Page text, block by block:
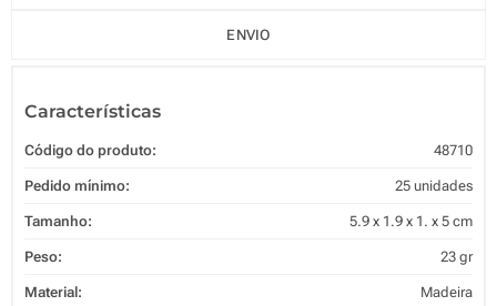
ENVIO
Características
Código do produto: 48710
Pedido mínimo: 25 unidades
Tamanho: 5.9 x 1.9 x 1. x 5 cm
Peso: 23 gr
Material: Madeira